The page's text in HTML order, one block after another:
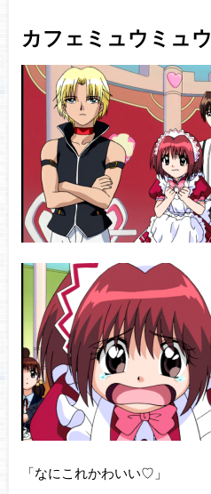
カフェミュウミュウ
「なにこれかわいい♡」